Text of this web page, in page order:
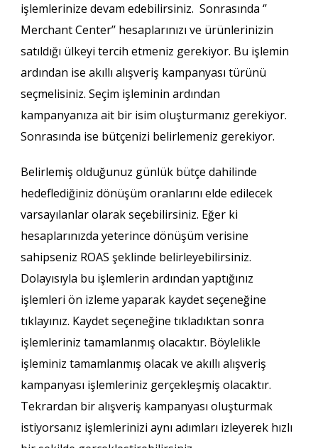
işlemlerinize devam edebilirsiniz. Sonrasında ‘’
Merchant Center’’ hesaplarınızı ve ürünlerinizin
satıldığı ülkeyi tercih etmeniz gerekiyor. Bu işlemin
ardından ise akıllı alışveriş kampanyası türünü
seçmelisiniz. Seçim işleminin ardından
kampanyanıza ait bir isim oluşturmanız gerekiyor.
Sonrasında ise bütçenizi belirlemeniz gerekiyor.
Belirlemiş olduğunuz günlük bütçe dahilinde
hedeflediğiniz dönüşüm oranlarını elde edilecek
varsayılanlar olarak seçebilirsiniz. Eğer ki
hesaplarınızda yeterince dönüşüm verisine
sahipseniz ROAS şeklinde belirleyebilirsiniz.
Dolayısıyla bu işlemlerin ardından yaptığınız
işlemleri ön izleme yaparak kaydet seçeneğine
tıklayınız. Kaydet seçeneğine tıkladıktan sonra
işlemleriniz tamamlanmış olacaktır. Böylelikle
işleminiz tamamlanmış olacak ve akıllı alışveriş
kampanyası işlemleriniz gerçekleşmiş olacaktır.
Tekrardan bir alışveriş kampanyası oluşturmak
istiyorsanız işlemlerinizi aynı adımları izleyerek hızlı